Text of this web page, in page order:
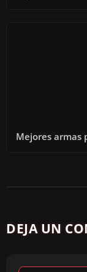
Mejores armas
DEJA UN